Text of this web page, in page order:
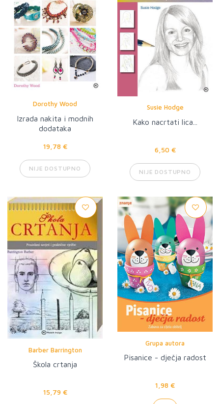
Dorothy Wood
Izrada nakita i modnih
dodataka
19,78 €
NIJE DOSTUPNO
Susie Hodge
Kako nacrtati lica...
6,50 €
NIJE DOSTUPNO
Barber Barrington
Škola crtanja
15,79 €
Grupa autora
Pisanice - dječja radost
1,98 €